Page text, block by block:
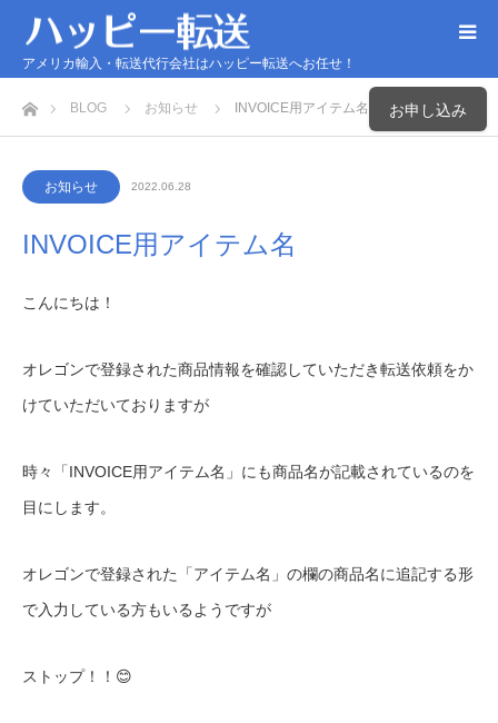
アメリカ輸入・転送代行会社はハッピー転送へお任せ！
お申し込み
ホームBLOG お知らせ INVOICE用アイテム名
お知らせ 2022.06.28
INVOICE用アイテム名
こんにちは！
オレゴンで登録された商品情報を確認していただき転送依頼をか
けていただいておりますが
時々「INVOICE用アイテム名」にも商品名が記載されているのを
目にします。
オレゴンで登録された「アイテム名」の欄の商品名に追記する形
で入力している方もいるようですが
ストップ！！😊